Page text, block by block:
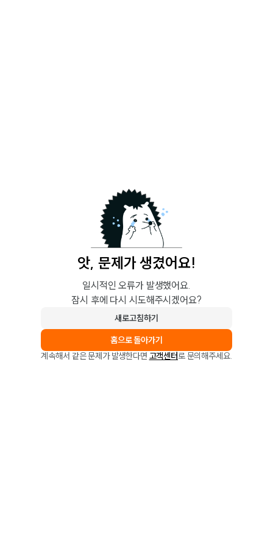
앗, 문제가 생겼어요!
일시적인 오류가 발생했어요.
잠시 후에 다시 시도해주시겠어요?
새로고침하기
홈으로 돌아가기
계속해서 같은 문제가 발생한다면 고객센터로 문의해주세요.